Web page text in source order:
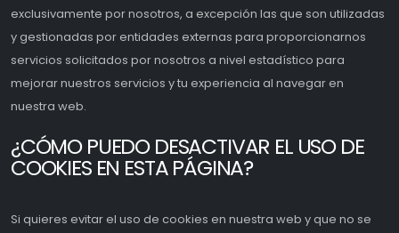
exclusivamente por nosotros, a excepción las que son utilizadas
y gestionadas por entidades externas para proporcionarnos
servicios solicitados por nosotros a nivel estadístico para
mejorar nuestros servicios y tu experiencia al navegar en
nuestra web.
¿CÓMO PUEDO DESACTIVAR EL USO DE
COOKIES EN ESTA PÁGINA?
Si quieres evitar el uso de cookies en nuestra web y que no se